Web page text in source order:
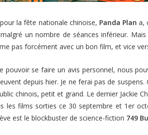
la fête nationale chinoise, Panda Plan a,
un nombre de séances inférieur.
pas forcément avec un bon film, et vice
pouvoir se faire un avis personnel, nous
depuis hier. Je ne ferai pas de suspens.
chinois, petit et grand. Le dernier Jackie
les films sorties ce 30 septembre et 1er
est le blockbuster de science-fiction 749